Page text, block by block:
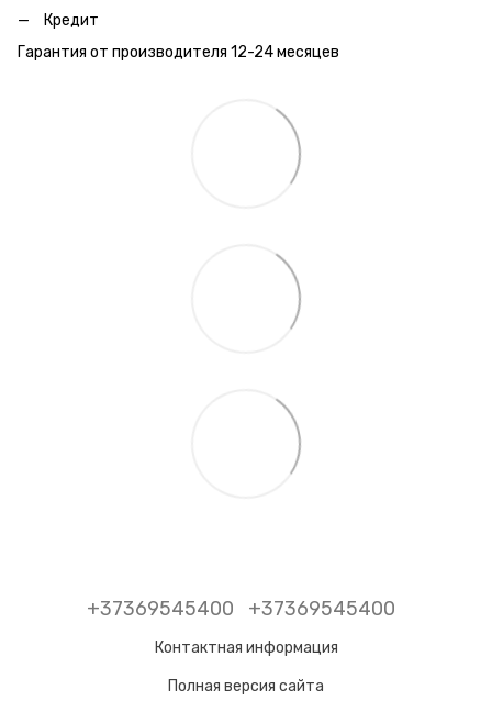
Кредит
Гарантия от производителя 12-24 месяцев
+37369545400 +37369545400
Контактная информация
Полная версия сайта